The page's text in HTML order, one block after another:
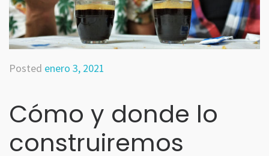
Posted enero 3, 2021
Cómo y donde lo
construiremos